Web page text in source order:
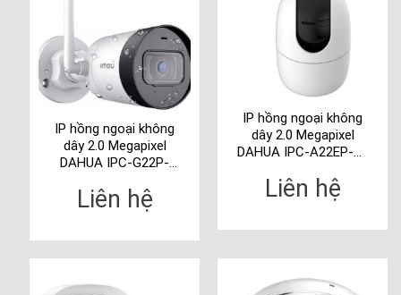
IP hồng ngoại không
dây 2.0 Megapixel
DAHUA IPC-G22P-
Liên hệ
IP hồng ngoại không
dây 2.0 Megapixel
DAHUA IPC-A22EP-A-
Liên hệ